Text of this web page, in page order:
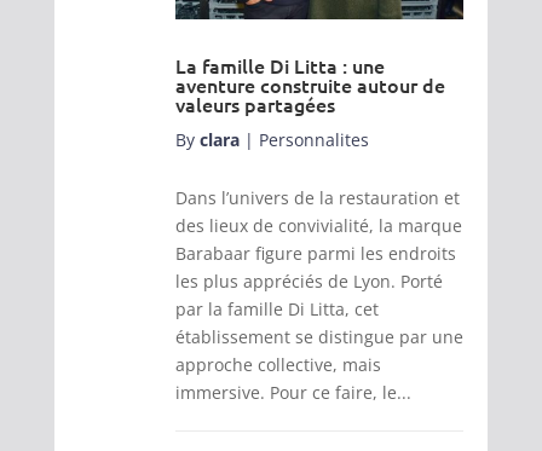
La famille Di Litta : une
aventure construite autour de
valeurs partagées
By clara| Personnalites
Dans l’univers de la restauration et
des lieux de convivialité, la marque
Barabaar figure parmi les endroits
les plus appréciés de Lyon. Porté
par la famille Di Litta, cet
établissement se distingue par une
approche collective, mais
immersive. Pour ce faire, le...